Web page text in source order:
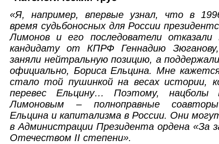
«Я, например, впервые узнал, что в
время судьбоносных для России
Лимонов и его последователи отказали
кандидату от КПРФ Геннадию
заняли нейтральную позицию, а
официально, Бориса Ельцина. Мне
стало той пушинкой на весах истории,
перевес Ельцину… Поэтому, нацболы
Лимоновым – полноправные
Ельцина и капитализма в России. Они
в Администрации Президента ордена «За
Отечеством II степени».